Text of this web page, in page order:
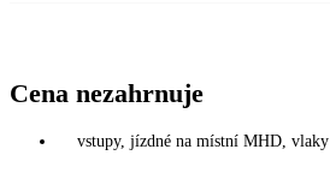
Cena nezahrnuje
vstupy, jízdné na místní MHD, vlaky